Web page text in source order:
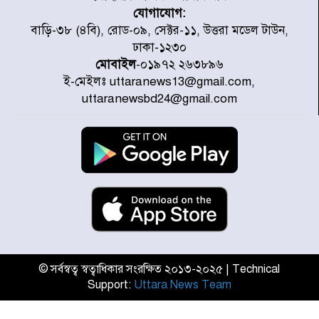
ডিএমপির অভিযানে ২৪ ঘণ্টায় গ্রেপ্তার
৫০৪, উদ্ধার মাদক-অস্ত্র
সন্দ্বীপের চরে বিপদে পড়া কচ্ছপ উদ্ধার
সাগরে অবমুক্ত
মাতারবাড়ী পৌঁছে নির্ধারিত কর্মসূচিতে
যোগ দিয়েছেন প্রধানমন্ত্রী
জাতীয় সাংবাদিক সংস্থার পিরোজপুর
জেলা কমিটি অনুমোদন
গণঅভ্যুত্থানের তথ্য বিশ্বমিডিয়ায় পৌঁছে
দিতেন আদীব, গুমের চেষ্টা ৩ বার
যোগাযোগ:
বাড়ি-৩৮ (৪বি), রোড-০৯, সেক্টর-১১, উত্তরা মডেল টাউন,
ঢাকা-১২৩০
মোবাইল-০১৯৭২ ২৬৩৮৯৬
ই-মেইলঃ uttaranews13@gmail.com,
uttaranewsbd24@gmail.com
© সর্বস্বত্ব স্বত্বাধিকার সংরক্ষিত ২০১৩-২০২৫ | Technical
Support: Uttara News Team